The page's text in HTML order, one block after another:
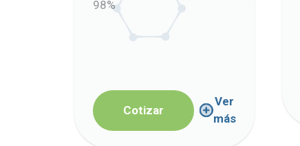
98%
Cotizar
Ver
más